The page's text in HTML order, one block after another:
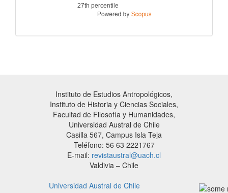
Instituto de Estudios Antropológicos,
Instituto de Historia y Ciencias Sociales,
Facultad de Filosofía y Humanidades,
Universidad Austral de Chile
Casilla 567, Campus Isla Teja
Teléfono: 56 63 2221767
E-mail: revistaustral@uach.cl
Valdivia – Chile
Universidad Austral de Chile